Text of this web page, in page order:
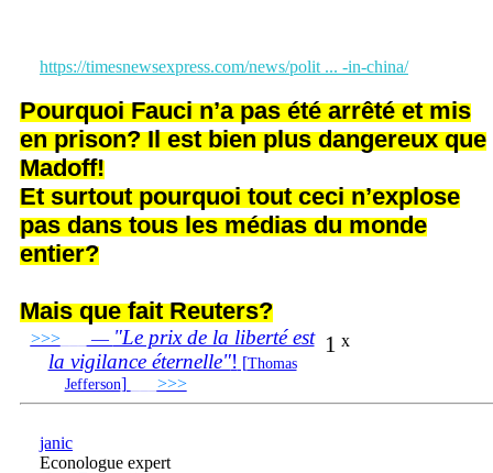
https://timesnewsexpress.com/news/polit ... -in-china/
Pourquoi Fauci n’a pas été arrêté et mis
en prison? Il est bien plus dangereux que
Madoff!
Et surtout pourquoi tout ceci n’explose
pas dans tous les médias du monde
entier?
Mais que fait Reuters?
1 x
>>>___ — "Le prix de la liberté est
la vigilance éternelle"! [Thomas
Jefferson] >>>______________________________
janic
Econologue expert